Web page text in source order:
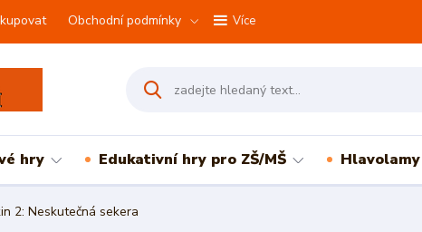
Obchodní podmínky Více
hry Edukativní hry pro ZŠ/MŠ Hlavolamy
2: Neskutečná sekera